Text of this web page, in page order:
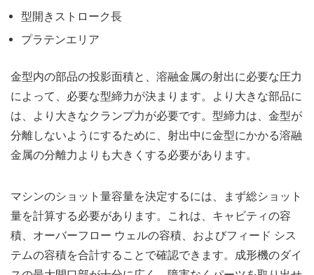
型開きストローク長
プラテンエリア
金型内の部品の投影面積と、溶融金属の射出に必要な圧力
によって、必要な型締力が決まります。より大きな部品に
は、より大きなクランプ力が必要です。型締力は、金型が
分離しないようにするために、射出中に金型にかかる溶融
金属の分離力よりも大きくする必要があります。
マシンのショット量容量を決定するには、まず総ショット
量を計算する必要があります。これは、キャビティの容
積、オーバーフロー ウェルの容積、およびフィード シス
テムの容積を合計することで確認できます。成形機のダイ